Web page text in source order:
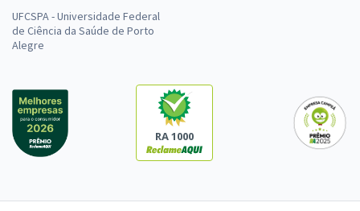
UFCSPA - Universidade Federal
de Ciência da Saúde de Porto
Alegre
RA 1000